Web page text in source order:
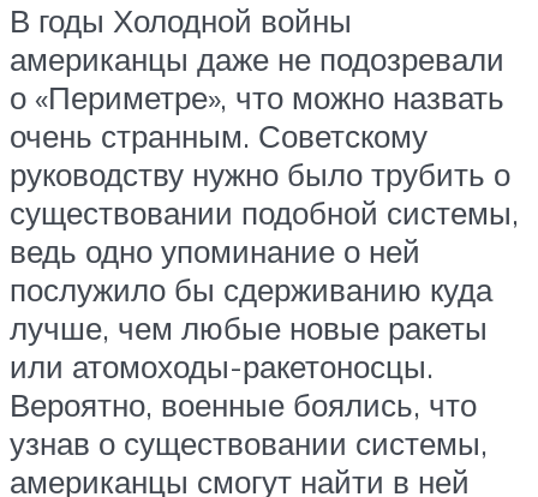
В годы Холодной войны
американцы даже не подозревали
о «Периметре», что можно назвать
очень странным. Советскому
руководству нужно было трубить о
существовании подобной системы,
ведь одно упоминание о ней
послужило бы сдерживанию куда
лучше, чем любые новые ракеты
или атомоходы-ракетоносцы.
Вероятно, военные боялись, что
узнав о существовании системы,
американцы смогут найти в ней